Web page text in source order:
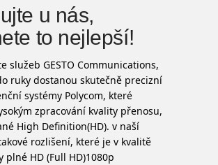
u nás,
to nejlepší!
služeb GESTO Communications,
ruky dostanou skutečně precizní
systémy Polycom, které
zpracování kvality přenosu,
High Definition(HD). v naší
rozlišení, které je v kvalitě
plné HD (Full HD)1080p